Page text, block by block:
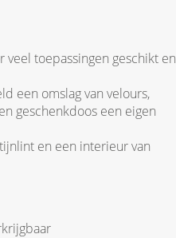
toepassingen geschikt en
een omslag van velours,
geschenkdoos een eigen
en een interieur van